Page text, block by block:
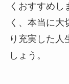
くおすすめし
く、本当に大
り充実した人
しょう。